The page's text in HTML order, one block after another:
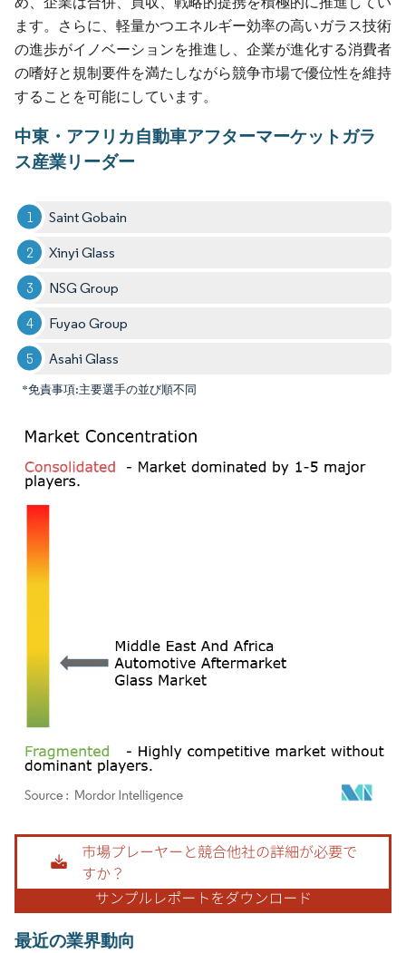
ます。さらに、軽量かつエネルギー効率の高いガラス技術
の進歩がイノベーションを推進し、企業が進化する消費者
の嗜好と規制要件を満たしながら競争市場で優位性を維持
することを可能にしています。
中東・アフリカ自動車アフターマーケットガラ
ス産業リーダー
Saint Gobain
Xinyi Glass
NSG Group
Fuyao Group
Asahi Glass
*免責事項:主要選手の並び順不同
画像 © Mordor Intelligence。再利用にはCC BY 4.0の表示が必要です。
最近の業界動向